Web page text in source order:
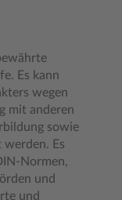
Es kann
wegen
mit anderen
sowie
Es
Normen,
und
und